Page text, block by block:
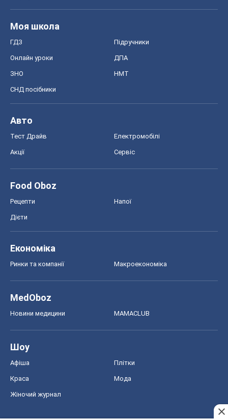
Моя школа
ГДЗ Підручники
Онлайн уроки ДПА
ЗНО НМТ
СНД посібники
Авто
Тест Драйв Електромобілі
Акції Сервіс
Food Oboz
Рецепти Напої
Дієти
Економіка
Ринки та компанії Макроекономіка
MedOboz
Новини медицини MAMACLUB
Шоу
Афіша Плітки
Краса Мода
Жіночий журнал